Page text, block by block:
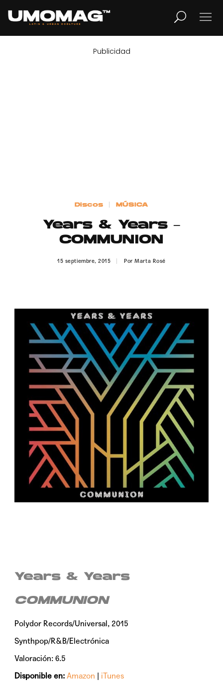
LIFESTYLE
DERECHOS RESERVADOS.
Publicidad
Discos MÚSICA
Years & Years –
COMMUNION
15 septiembre, 2015 PorMarta Rosé
Years & Years
COMMUNION
Polydor Records/Universal, 2015
Synthpop/R&B/Electrónica
Valoración: 6.5
Disponible en: Amazon
iTunes